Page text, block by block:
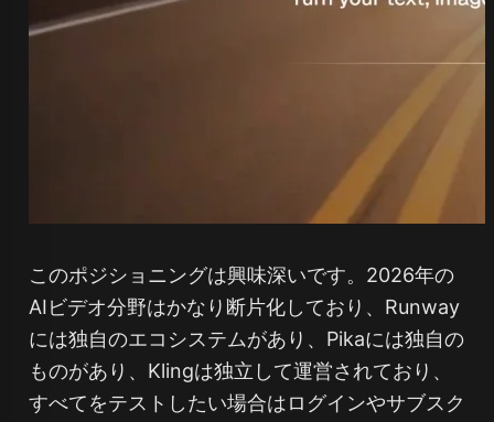
このポジショニングは興味深いです。2026年の
AIビデオ分野はかなり断片化しており、Runway
には独自のエコシステムがあり、Pikaには独自の
ものがあり、Klingは独立して運営されており、
すべてをテストしたい場合はログインやサブスク